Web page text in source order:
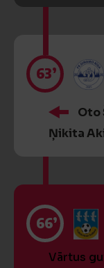
63’
Oto
Ņikita
66’
Vārtus